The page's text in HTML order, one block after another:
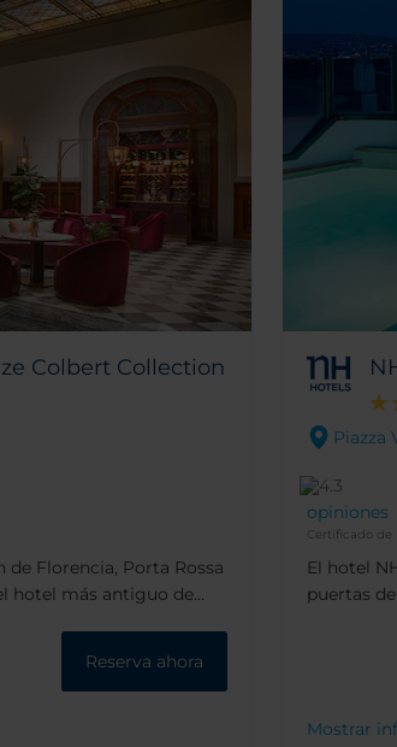
Colbert Collection
de Florencia, Porta Rossa
hotel más antiguo de
un vestíbulo adornado
y una hospitalidad
Reserva ahora
Piazza
opiniones
Certificado de
El hotel
puertas
Mostrar